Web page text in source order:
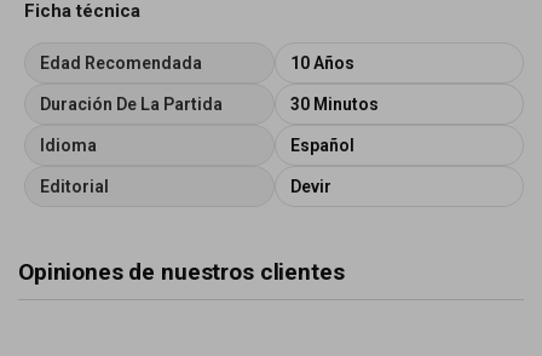
Ficha técnica
Edad Recomendada 10 Años
Duración De La Partida 30 Minutos
Idioma Español
Editorial Devir
Opiniones de nuestros clientes